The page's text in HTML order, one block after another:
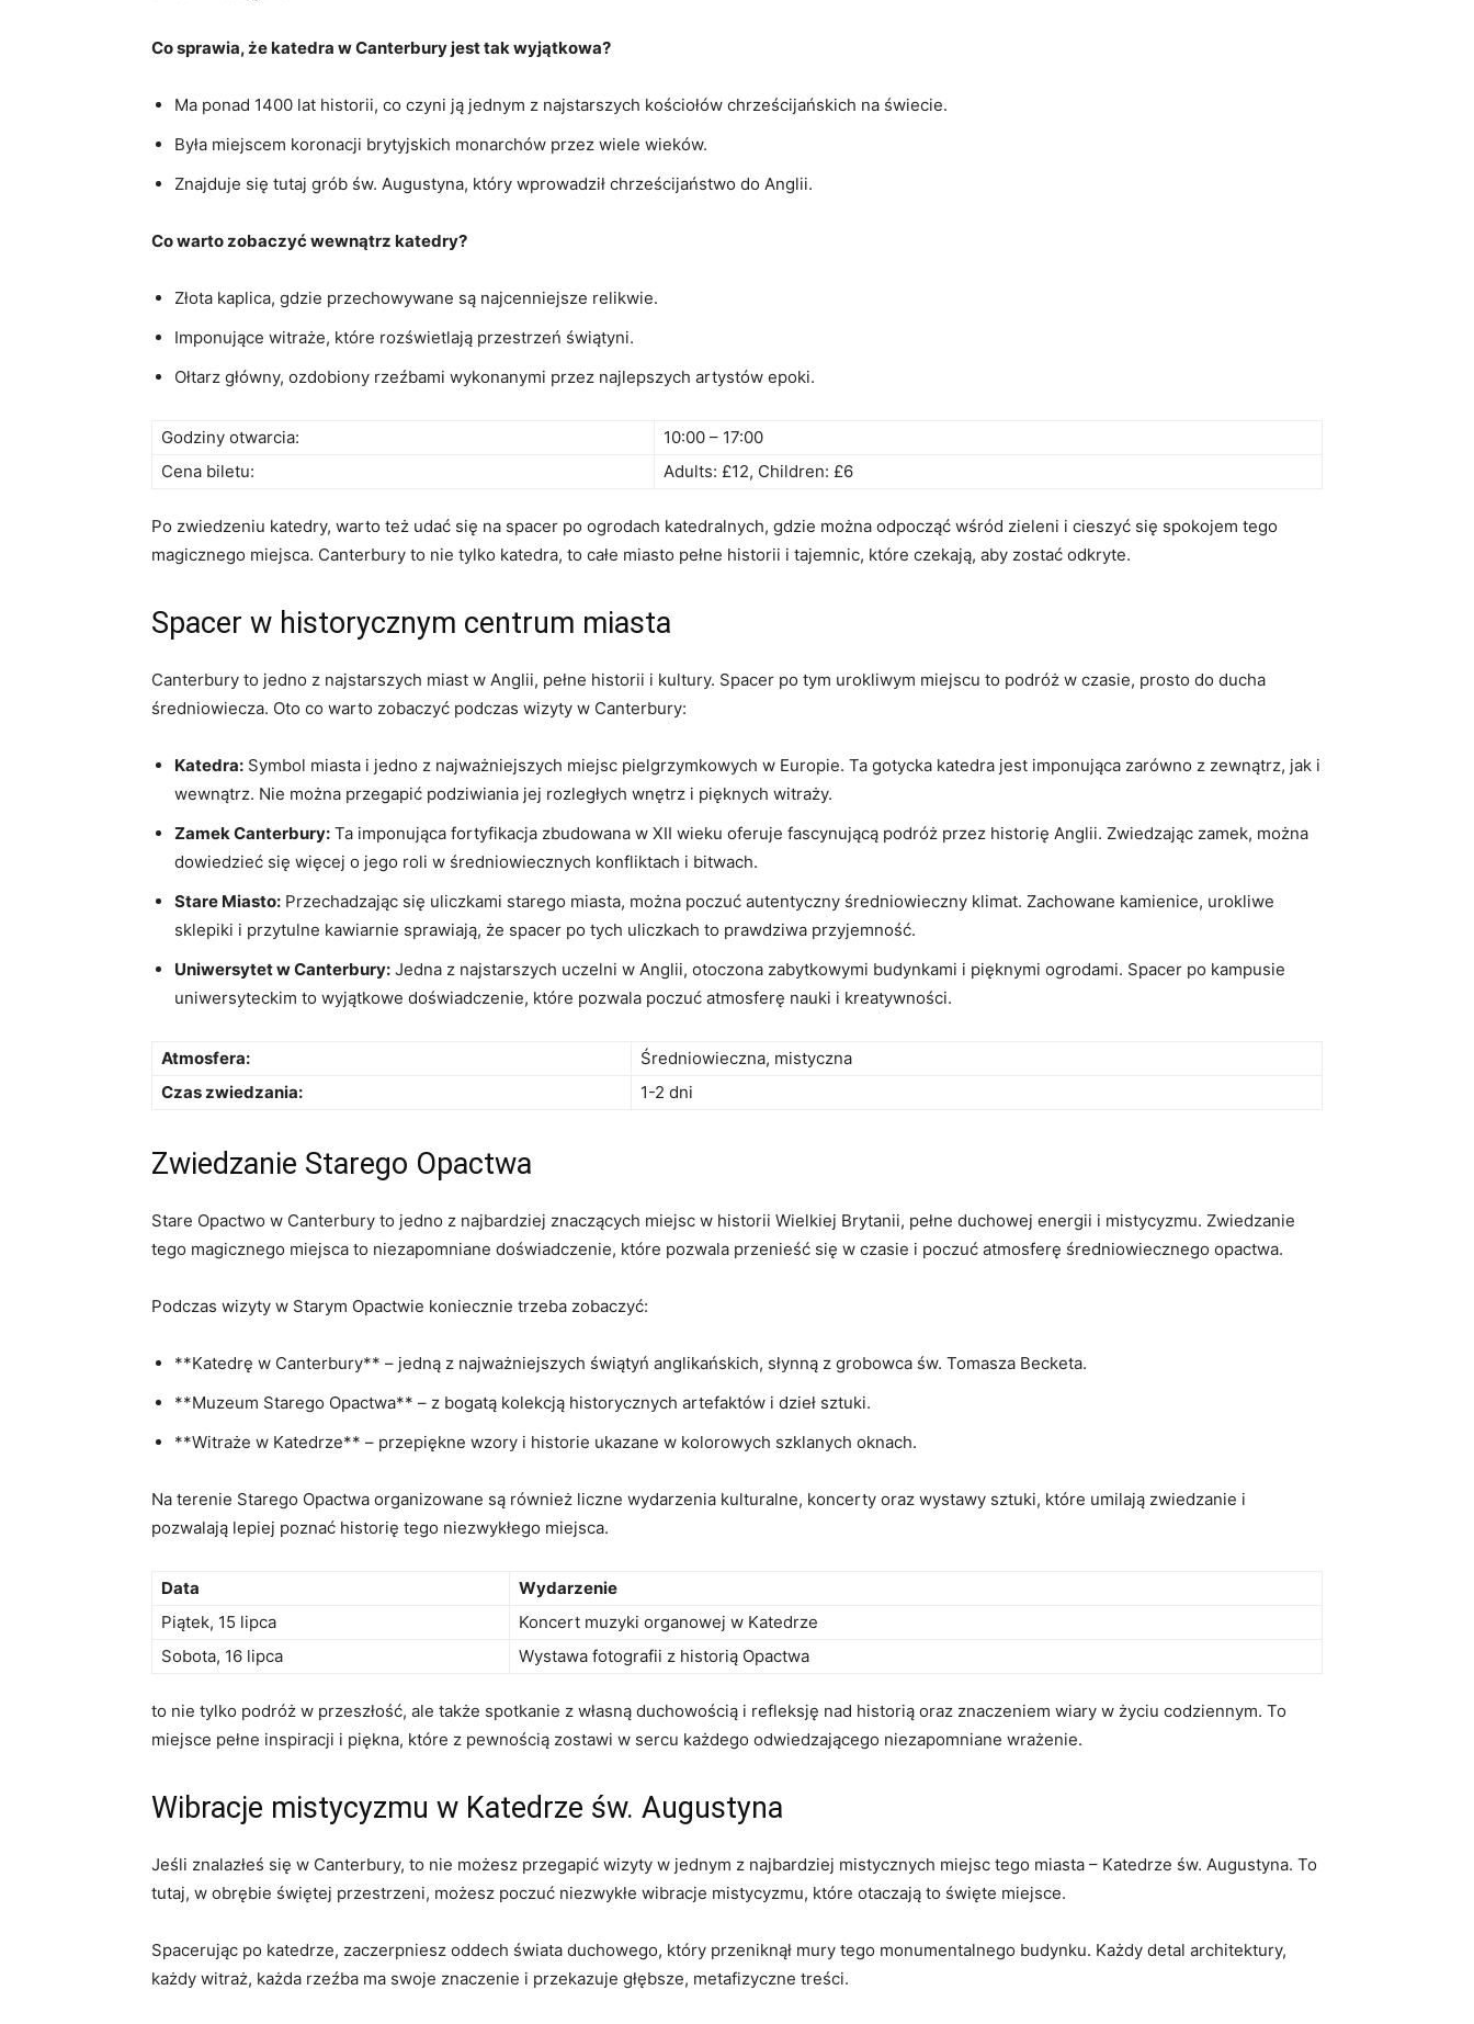
Co sprawia, że katedra w Canterbury jest tak wyjątkowa?
Ma ponad ⁣1400 lat historii, co czyni ją jednym z najstarszych kościołów chrześcijańskich⁤ na świecie.
Była miejscem koronacji brytyjskich​ monarchów przez wiele wieków.
Znajduje się tutaj grób ‌św. Augustyna, który wprowadził chrześcijaństwo do Anglii.
Co warto zobaczyć wewnątrz katedry?
Złota kaplica, gdzie przechowywane są najcenniejsze relikwie.
Imponujące witraże, które rozświetlają​ przestrzeń świątyni.
Ołtarz główny,‍ ozdobiony rzeźbami wykonanymi przez najlepszych artystów epoki.
Godziny otwarcia:
10:00 – 17:00
Cena biletu:
Adults: ​£12, Children: ‌£6
Po ⁣zwiedzeniu katedry, ‌warto też udać ​się na spacer ⁣po ogrodach katedralnych, gdzie‍ można odpocząć wśród zieleni i cieszyć się⁢ spokojem⁤ tego
magicznego miejsca. Canterbury to⁢ nie tylko katedra, to całe miasto pełne historii ⁣i tajemnic, które czekają, aby zostać⁤ odkryte.
Spacer w ‌historycznym centrum miasta
Canterbury to​ jedno z najstarszych miast w Anglii, pełne historii i kultury.​ Spacer po tym urokliwym ‍miejscu to podróż w​ czasie,⁢ prosto do ducha
średniowiecza. Oto co warto zobaczyć podczas wizyty w Canterbury:
Katedra: ‌Symbol miasta i jedno z najważniejszych miejsc pielgrzymkowych w Europie. Ta gotycka katedra jest​ imponująca zarówno z zewnątrz, jak i
wewnątrz. Nie można⁢ przegapić podziwiania jej rozległych wnętrz i pięknych witraży.
Zamek ​Canterbury: Ta imponująca fortyfikacja zbudowana w XII wieku oferuje fascynującą podróż przez historię Anglii.​ Zwiedzając ⁣zamek, można
dowiedzieć ‌się więcej ⁢o jego roli w średniowiecznych konfliktach i bitwach.
Stare Miasto: Przechadzając się uliczkami​ starego miasta,​ można ‍poczuć ‌autentyczny średniowieczny klimat.⁣ Zachowane kamienice, urokliwe
sklepiki i ‍przytulne⁢ kawiarnie sprawiają, że spacer po​ tych uliczkach to⁤ prawdziwa przyjemność.
Uniwersytet w ‍Canterbury: Jedna z najstarszych uczelni w Anglii, otoczona zabytkowymi budynkami ‌i​ pięknymi ogrodami. Spacer po ​kampusie
uniwersyteckim to wyjątkowe ‍doświadczenie, które pozwala poczuć atmosferę nauki‌ i kreatywności.
Atmosfera:
Średniowieczna, mistyczna
Czas ⁣zwiedzania:
1-2 dni
Zwiedzanie ‌Starego Opactwa
Stare ⁤Opactwo w Canterbury to jedno z najbardziej‍ znaczących miejsc ‌w historii Wielkiej Brytanii, pełne⁢ duchowej⁣ energii i mistycyzmu. Zwiedzanie
tego magicznego‍ miejsca to niezapomniane doświadczenie, które pozwala ‌przenieść się w​ czasie i poczuć​ atmosferę‌ średniowiecznego opactwa.
Podczas wizyty ⁢w Starym Opactwie koniecznie trzeba zobaczyć:
**Katedrę w Canterbury** – jedną ⁣z najważniejszych świątyń anglikańskich, słynną z ⁣grobowca św. Tomasza⁢ Becketa.
**Muzeum Starego Opactwa** – z bogatą kolekcją historycznych artefaktów i‌ dzieł⁣ sztuki.
**Witraże w ⁣Katedrze** – przepiękne‍ wzory i historie ukazane w kolorowych szklanych oknach.
Na​ terenie Starego Opactwa organizowane są również liczne wydarzenia kulturalne,‍ koncerty oraz wystawy sztuki, które umilają ⁤zwiedzanie i
pozwalają‌ lepiej poznać historię‍ tego niezwykłego miejsca.
Data
Wydarzenie
Piątek, 15 lipca
Koncert ‍muzyki organowej w Katedrze
Sobota, 16 lipca
Wystawa fotografii ⁣z historią Opactwa
to nie tylko podróż w ‍przeszłość, ​ale także spotkanie⁣ z własną duchowością i refleksję⁢ nad historią ​oraz znaczeniem wiary ‌w życiu codziennym. To
miejsce‌ pełne inspiracji i piękna, które⁣ z pewnością zostawi w sercu‍ każdego odwiedzającego niezapomniane wrażenie.
Wibracje mistycyzmu w Katedrze św.‍ Augustyna
Jeśli znalazłeś się⁤ w ​Canterbury, to ‌nie możesz przegapić wizyty‌ w jednym z najbardziej mistycznych‌ miejsc tego miasta – Katedrze św. Augustyna. To
‍tutaj, w obrębie ‌świętej przestrzeni, możesz poczuć niezwykłe ⁢wibracje mistycyzmu, które otaczają to święte miejsce.
Spacerując po katedrze, zaczerpniesz oddech świata duchowego, który ‌przeniknął mury tego⁣ monumentalnego budynku. Każdy detal architektury,⁢
każdy witraż, każda rzeźba ma swoje znaczenie ⁣i ‌przekazuje głębsze, metafizyczne treści.